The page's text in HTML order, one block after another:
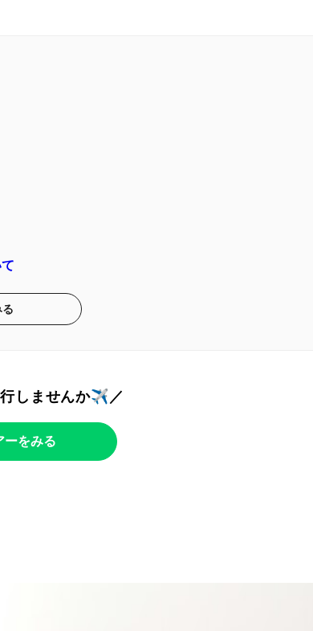
る
しませんか✈️／
ーをみる